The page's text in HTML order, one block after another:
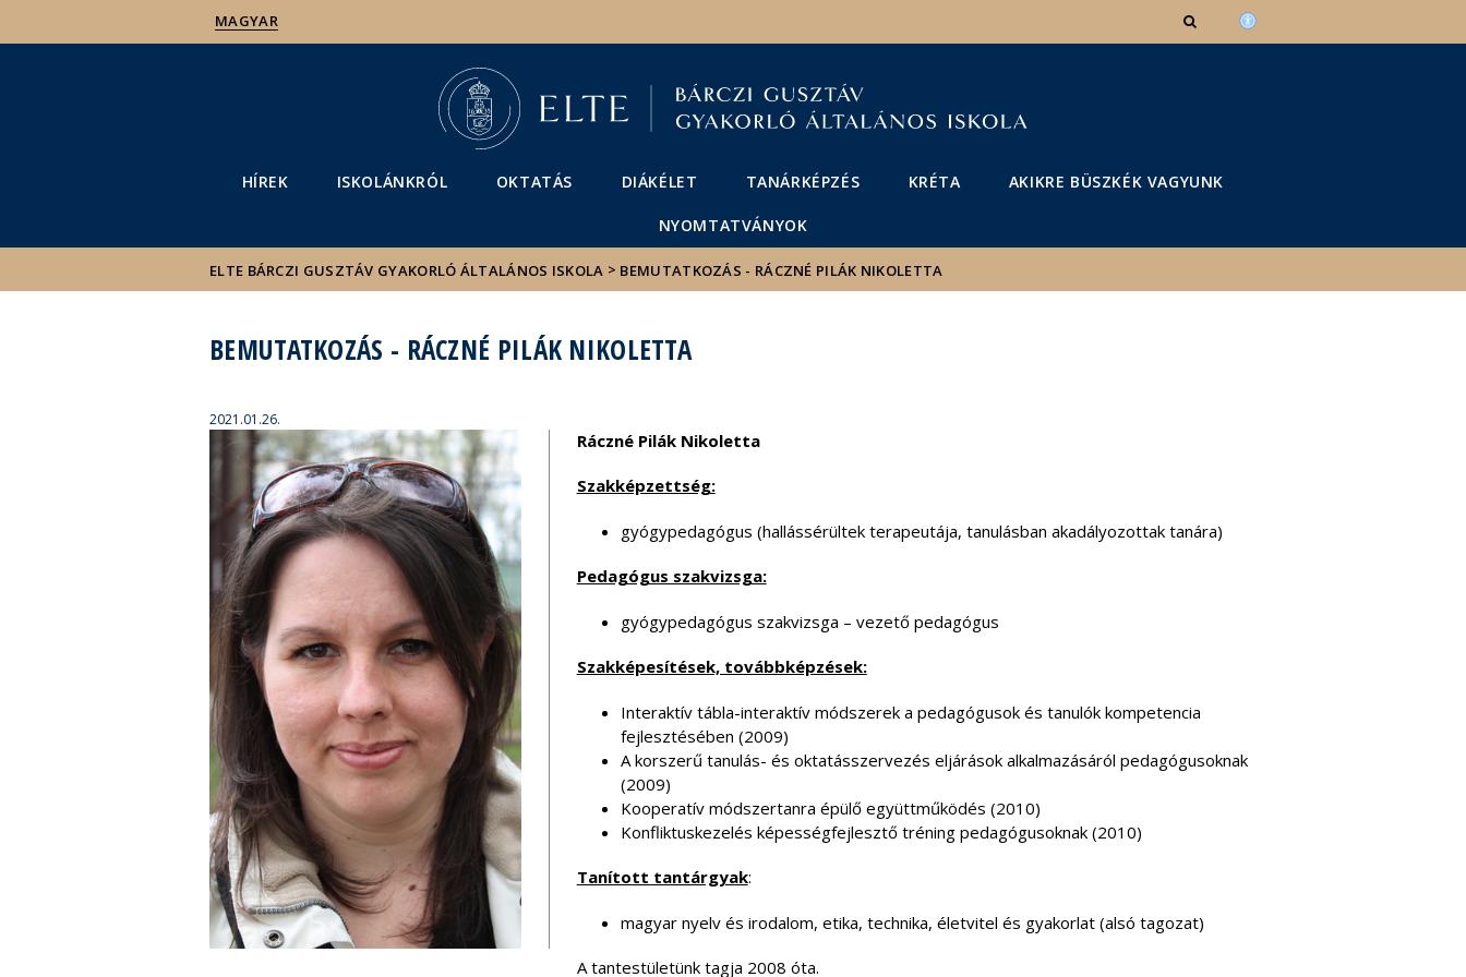
MAGYAR
HÍREK ISKOLÁNKRÓL OKTATÁS DIÁKÉLET TANÁRKÉPZÉS KRÉTA AKIKRE BÜSZKÉK VAGYUNK
NYOMTATVÁNYOK
ELTE BÁRCZI GUSZTÁV GYAKORLÓ ÁLTALÁNOS ISKOLA > BEMUTATKOZÁS - RÁCZNÉ PILÁK NIKOLETTA
BEMUTATKOZÁS - RÁCZNÉ PILÁK NIKOLETTA
2021.01.26.
Ráczné Pilák Nikoletta
Szakképzettség:
gyógypedagógus (hallássérültek terapeutája, tanulásban akadályozottak tanára)
Pedagógus szakvizsga:
gyógypedagógus szakvizsga – vezető pedagógus
Szakképesítések, továbbképzések:
Interaktív tábla-interaktív módszerek a pedagógusok és tanulók kompetencia
fejlesztésében (2009)
A korszerű tanulás- és oktatásszervezés eljárások alkalmazásáról pedagógusoknak
(2009)
Kooperatív módszertanra épülő együttműködés (2010)
Konfliktuskezelés képességfejlesztő tréning pedagógusoknak (2010)
Tanított tantárgyak:
magyar nyelv és irodalom, etika, technika, életvitel és gyakorlat (alsó tagozat)
A tantestületünk tagja 2008 óta.